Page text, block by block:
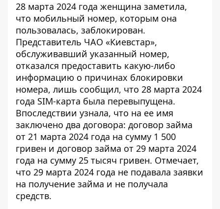
28 марта 2024 года женщина заметила,
что мобильный номер, которым она
пользовалась, заблокирован.
Представитель ЧАО «Киевстар»,
обслуживавший указанный номер,
отказался предоставить какую-либо
информацию о причинах блокировки
номера, лишь сообщил, что 28 марта 2024
года SIM-карта была перевыпущена.
Впоследствии узнала, что на ее имя
заключено два договора: договор займа
от 21 марта 2024 года на сумму 1 500
гривен и договор займа от 29 марта 2024
года на сумму 25 тысяч гривен. Отмечает,
что 29 марта 2024 года не подавала заявки
на получение займа и не получала
средств.